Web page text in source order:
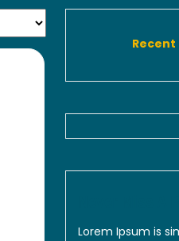
Recent
Lorem Ipsum is